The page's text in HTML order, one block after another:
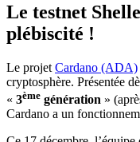
Le testnet
plébiscité !
Le projet Cardano (ADA)
cryptosphère. Présentée
« 3ème génération »
Cardano a un